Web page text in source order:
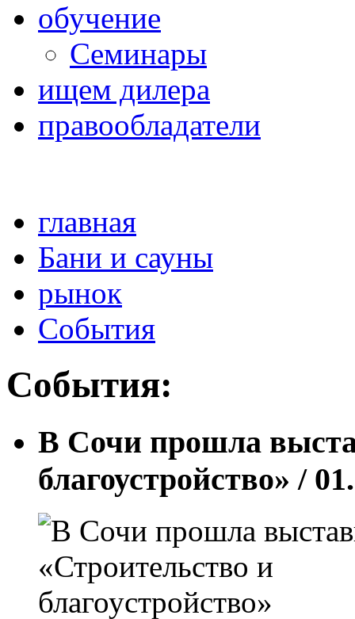
обучение
Семинары
ищем дилера
правообладатели
главная
Бани и сауны
рынок
Cобытия
Cобытия:
В Сочи прошла
благоустройство» /